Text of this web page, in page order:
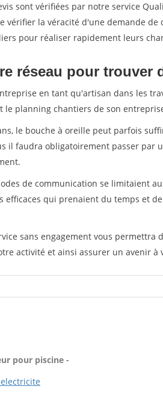
sont vérifiées par notre service
vérifier la véracité d'une demande de
pour réaliser rapidement leurs
réseau pour trouver
en tant qu'artisan dans les
le planning chantiers de son
le bouche à oreille peut parfois
il faudra obligatoirement passer par
de communication se limitaient
efficaces qui prenaient du temps et
sans engagement vous permettra
activité et ainsi assurer un avenir à
pour piscine -